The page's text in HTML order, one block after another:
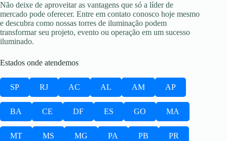
Não deixe de aproveitar as vantagens que só a líder de
mercado pode oferecer. Entre em contato conosco hoje mesmo
e descubra como nossas torres de iluminação podem
transformar seu projeto, evento ou operação em um sucesso
iluminado.
Estados onde atendemos
SP RJ AC AL AM AP
BA CE DF ES GO MA
MT MS MG PA PB PR